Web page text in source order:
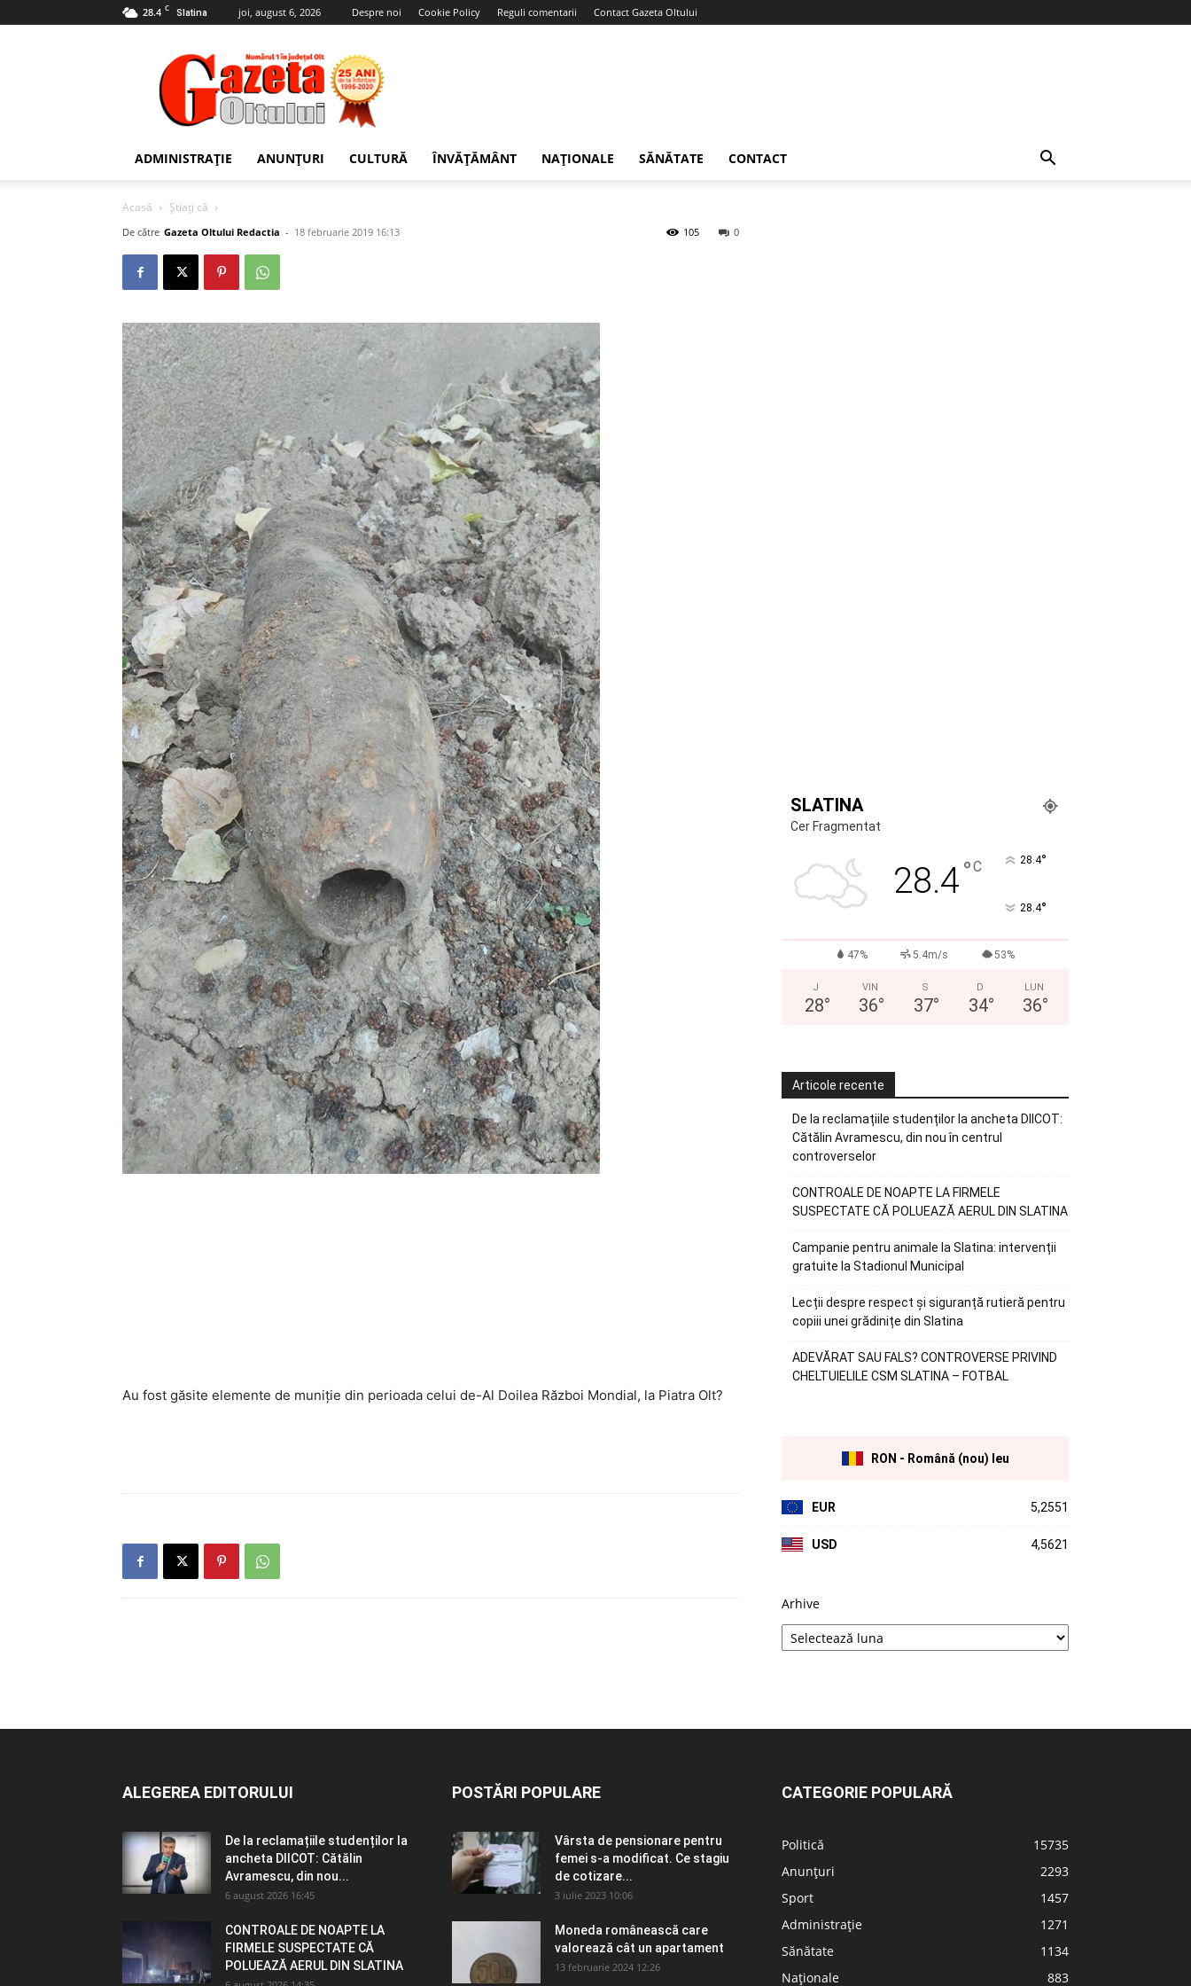
28.4 C Slatina joi, august 6, 2026 Despre noi Cookie Policy Reguli comentarii Contact Gazeta Oltului
Gazeta
Oltului
ADMINISTRAȚIE ANUNȚURI CULTURĂ ÎNVĂȚĂMÂNT NAȚIONALE SĂNĂTATE CONTACT
Acasă Știați că
De către Gazeta Oltului Redactia - 18 februarie 2019 16:13 0
105
Au fost găsite elemente de muniție din perioada celui de-Al Doilea Război Mondial, la Piatra Olt?
SLATINA
Cer Fragmentat
28.4°C 28.4°
28.4°
47% 5.4m/s 53%
J
28°
VIN
36°
S
37°
D
34°
LUN
36°
Articole recente
De la reclamațiile studenților la ancheta DIICOT:
Cătălin Avramescu, din nou în centrul
controverselor
CONTROALE DE NOAPTE LA FIRMELE
SUSPECTATE CĂ POLUEAZĂ AERUL DIN SLATINA
Campanie pentru animale la Slatina: intervenții
gratuite la Stadionul Municipal
Lecții despre respect și siguranță rutieră pentru
copiii unei grădinițe din Slatina
ADEVĂRAT SAU FALS? CONTROVERSE PRIVIND
CHELTUIELILE CSM SLATINA – FOTBAL
RON - Română (nou) leu
EUR 5,2551
USD 4,5621
Arhive
ALEGEREA EDITORULUI
De la reclamațiile studenților la
ancheta DIICOT: Cătălin
Avramescu, din nou...
6 august 2026 16:45
CONTROALE DE NOAPTE LA
FIRMELE SUSPECTATE CĂ
POLUEAZĂ AERUL DIN SLATINA
POSTĂRI POPULARE
Vârsta de pensionare pentru
femei s-a modificat. Ce stagiu
de cotizare...
3 iulie 2023 10:06
Moneda românească care
valorează cât un apartament
13 februarie 2024 12:26
CATEGORIE POPULARĂ
Politică
15735
Anunțuri
2293
Sport
1457
Administrație
1271
Sănătate
1134
Naționale
883